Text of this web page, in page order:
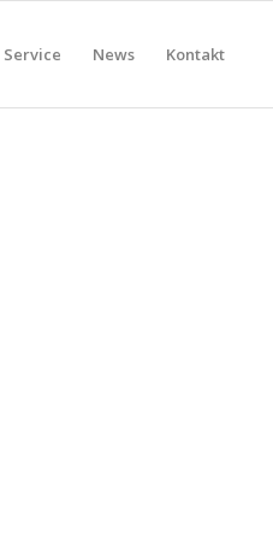
Service News Kontakt